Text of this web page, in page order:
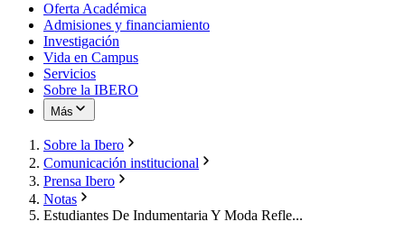
Oferta Académica
Admisiones y financiamiento
Investigación
Vida en Campus
Servicios
Sobre la IBERO
Más
Sobre la Ibero
Comunicación institucional
Prensa Ibero
Notas
Estudiantes De Indumentaria Y Moda Refle...